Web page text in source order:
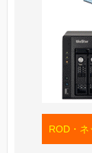
ROD・